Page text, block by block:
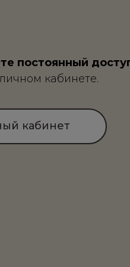
постоянный
кабинете.
кабинет